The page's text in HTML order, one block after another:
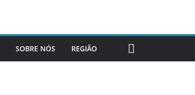
SOBRE NÓS REGIÃO